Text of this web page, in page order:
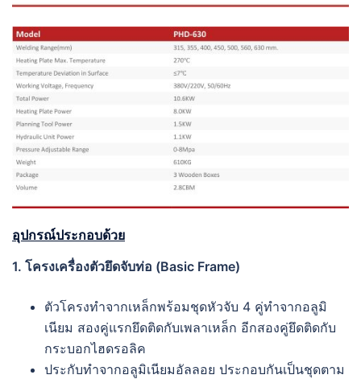
อุปกรณ์ประกอบด้วย
1. โครงเครื่องตัวยึดจับท่อ (Basic Frame)
ตัวโครงทำจากเหล็กพร้อมชุดหัวจับ 4 คู่ทำจากอลูมิ
เนียม สองคู่แรกยึดติดกับเพลาเหล็ก อีกสองคู่ยึดติดกับ
กระบอกไฮดรอลิค
ประกับทำจากอลูมิเนียมอัลลอย ประกอบกันเป็นชุดตาม